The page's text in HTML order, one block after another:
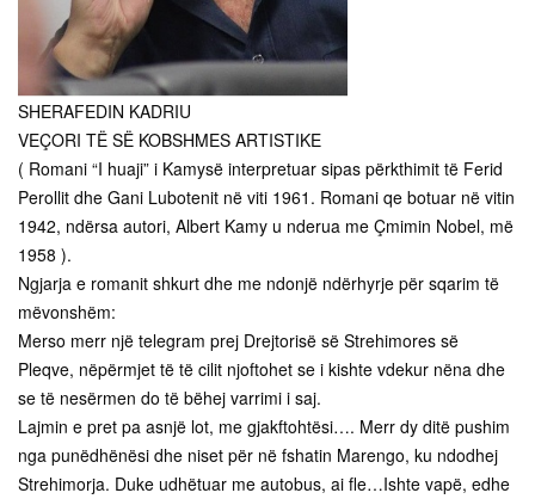
SHERAFEDIN KADRIU
VEÇORI TË SË KOBSHMES ARTISTIKE
( Romani “I huaji” i Kamysë interpretuar sipas përkthimit të Ferid
Perollit dhe Gani Lubotenit në viti 1961. Romani qe botuar në vitin
1942, ndërsa autori, Albert Kamy u nderua me Çmimin Nobel, më
1958 ).
Ngjarja e romanit shkurt dhe me ndonjë ndërhyrje për sqarim të
mëvonshëm:
Merso merr një telegram prej Drejtorisë së Strehimores së
Pleqve, nëpërmjet të të cilit njoftohet se i kishte vdekur nëna dhe
se të nesërmen do të bëhej varrimi i saj.
Lajmin e pret pa asnjë lot, me gjakftohtësi…. Merr dy ditë pushim
nga punëdhënësi dhe niset për në fshatin Marengo, ku ndodhej
Strehimorja. Duke udhëtuar me autobus, ai fle…Ishte vapë, edhe